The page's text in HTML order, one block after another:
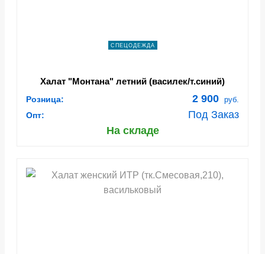
СПЕЦОДЕЖДА
Халат "Монтана" летний (василек/т.синий)
Розница: 2 900 руб.
Опт:
Под Заказ
На складе